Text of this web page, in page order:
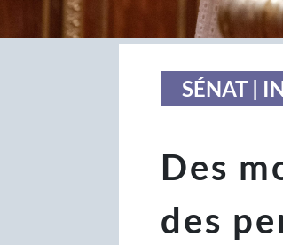
SÉNAT |
Des
des